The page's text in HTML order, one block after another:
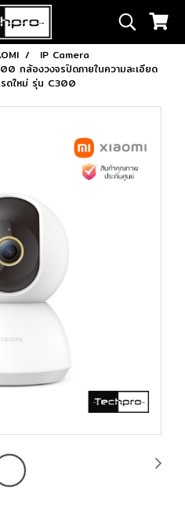
IP Camera
กล้องวงจรปิดภายในความละเอียด
ดใหม่ รุ่น C300